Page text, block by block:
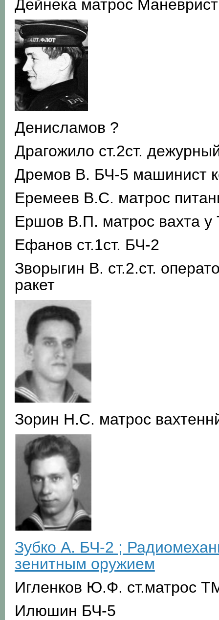
Дейнека матрос
Денисламов ?
Драгожило ст.2ст.
Дремов В. БЧ-5 машинист
Еремеев В.С. матрос
Ершов В.П. матрос вахта
Ефанов ст.1ст. БЧ-2
Зворыгин В. ст.2.ст.
ракет
Зорин Н.С. матрос
Зубко А. БЧ-2 ;
зенитным оружием
Игленков Ю.Ф. ст.матрос
Илюшин БЧ-5